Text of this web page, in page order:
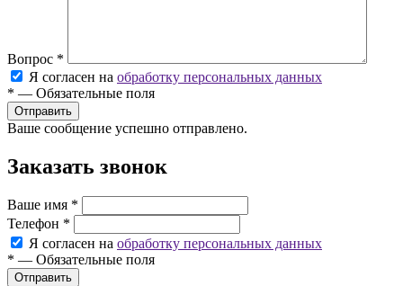
Вопрос *
Я согласен на обработку персональных данных
* — Обязательные поля
Ваше сообщение успешно отправлено.
Заказать звонок
Ваше имя *
Телефон *
Я согласен на обработку персональных данных
* — Обязательные поля